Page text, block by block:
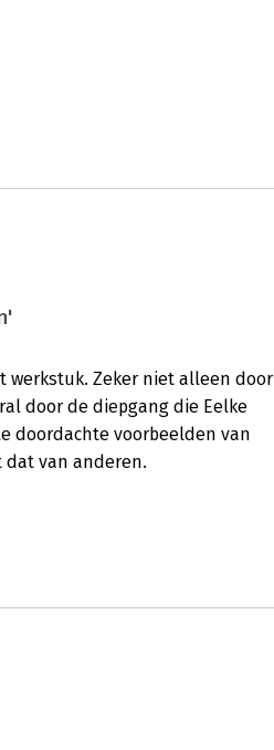
werkstuk. Zeker niet alleen door
door de diepgang die Eelke
doordachte voorbeelden van
van anderen.
de boodschappen in
Robijn.